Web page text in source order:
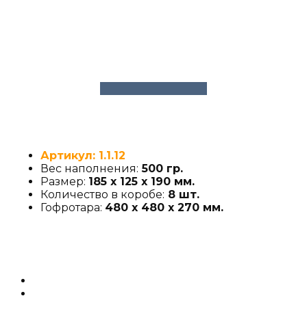
Артикул: 1.1.12
Вес наполнения: 500 гр.
Размер: 185 х 125 х 190 мм.
Количество в коробе: 8 шт.
Гофротара: 480 х 480 х 270 мм.